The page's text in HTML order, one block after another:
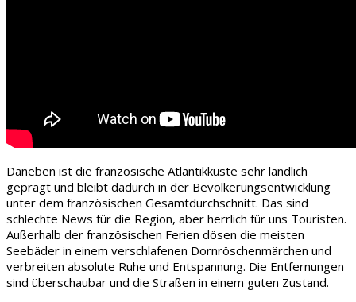
Daneben ist die französische Atlantikküste sehr ländlich
geprägt und bleibt dadurch in der Bevölkerungsentwicklung
unter dem französischen Gesamtdurchschnitt. Das sind
schlechte News für die Region, aber herrlich für uns Touristen.
Außerhalb der französischen Ferien dösen die meisten
Seebäder in einem verschlafenen Dornröschenmärchen und
verbreiten absolute Ruhe und Entspannung. Die Entfernungen
sind überschaubar und die Straßen in einem guten Zustand.